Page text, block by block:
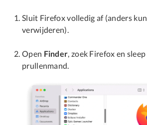
Sluit Firefox volledig af (anders
verwijderen).
Open Finder, zoek Firefox en
prullenmand.